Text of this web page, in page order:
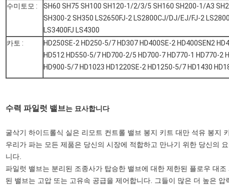
수미토모 :
SH60 SH75 SH100 SH120-1/2/3/5 SH160 SH200-1/A3
SH300-2 SH350 LS2650FJ-2 LS2800CJ/DJ/EJ/FJ-2
LS3400FJ LS4300
카토 :
HD250SE-2 HD250-5/7 HD307 HD400SE-2 HD400SEN2
HD512 HD550-5/7 HD700-2/5 HD700-7 HD770-1 HD770-2
HD900-5/7 HD1023 HD1220SE-2 HD1250-5/7 HD1430
수력 파일럿 밸브는 묘사합니다
굴삭기 하이드롤식 실은 리모트 컨트롤 밸브 봉지 키트 대만 석유 봉지
우리가 파는 모든 제품은 당신의 시장에 적합하고 만나기 위한 당신의
니다.
파일럿 밸브는 분리된 조종사가 탑승한 밸브에 대한 제한된 플로우 대
된 밸브는 고압 또는 고유속 공급을 제어합니다. 그들이 많은 더 높은